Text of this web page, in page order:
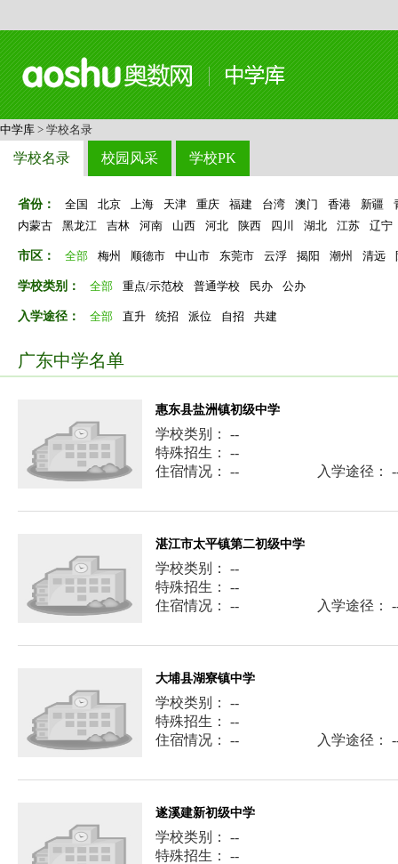
中学库 > 学校名录
学校名录 校园风采 学校PK
省份： 全国 北京 上海 天津 重庆 福建 台湾 澳门 香港 新疆
内蒙古
黑龙江 吉林 河南 山西 河北 陕西 四川 湖北 江苏 辽宁
市区： 全部 梅州 顺德市 中山市 东莞市 云浮 揭阳 潮州 清远
学校类别： 全部 重点/示范校 普通学校 民办 公办
入学途径： 全部 直升 统招 派位 自招 共建
广东中学名单
惠东县盐洲镇初级中学
学校类别： --
特殊招生： --
住宿情况： --
入学途径：
湛江市太平镇第二初级中学
学校类别： --
特殊招生： --
住宿情况： --
入学途径：
大埔县湖寮镇中学
学校类别： --
特殊招生： --
住宿情况： --
入学途径：
遂溪建新初级中学
学校类别： --
特殊招生： --